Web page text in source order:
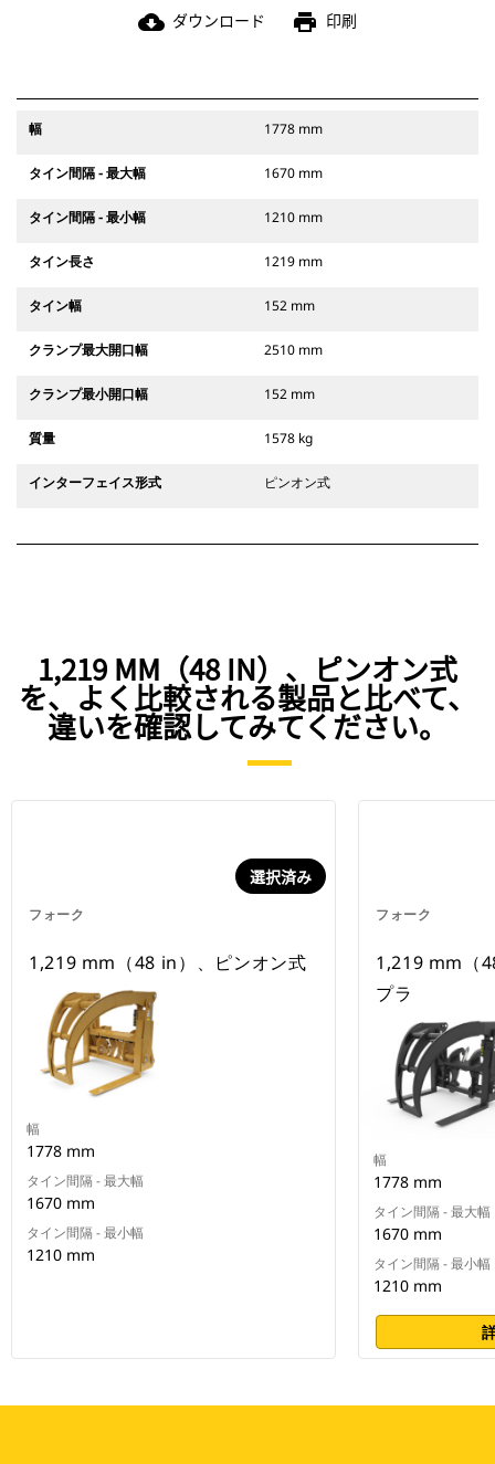
cloud_download ダウンロード print 印刷
幅 1778 mm
タイン間隔 - 最大幅 1670 mm
タイン間隔 - 最小幅 1210 mm
タイン長さ 1219 mm
タイン幅 152 mm
クランプ最大開口幅 2510 mm
クランプ最小開口幅 152 mm
質量 1578 kg
インターフェイス形式 ピンオン式
1,219 MM（48 IN）、ピンオン式
を、よく比較される製品と比べて、
違いを確認してみてください。
フォーク
選択済み
1,219 mm（48 in）、ピンオン式
幅
1778 mm
タイン間隔 - 最大幅
1670 mm
タイン間隔 - 最小幅
1210 mm
フォーク
1,219 mm（
プラ
幅
1778 mm
タイン間隔 - 最大幅
1670 mm
タイン間隔 - 最小幅
1210 mm